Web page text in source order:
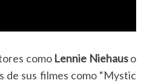
como Lennie Niehauso
de sus filmes como “Mystic